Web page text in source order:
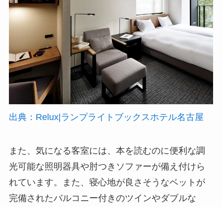
出典：Relux|ランプライトブックスホテル名古屋
また、気になる客室には、本を読むのに便利な調
光可能な照明器具や肘つきソファーが備え付けら
れています。また、寝心地が良さそうなベットが
完備されたバルコニー付きのツインやダブルな